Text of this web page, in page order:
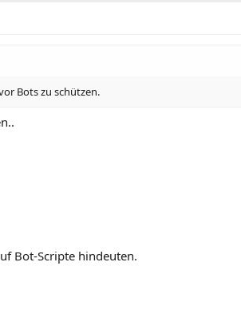
Bots zu schützen.
Bot-Scripte hindeuten.